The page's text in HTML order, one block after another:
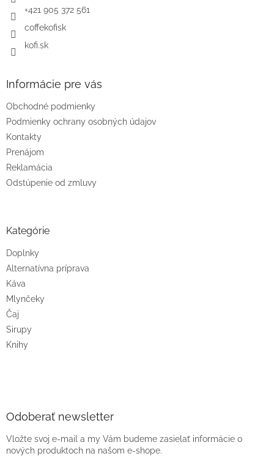
+421 905 372 561
coffekofisk
kofi.sk
Informácie pre vás
Obchodné podmienky
Podmienky ochrany osobných údajov
Kontakty
Prenájom
Reklamácia
Odstúpenie od zmluvy
Kategórie
Doplnky
Alternatívna príprava
Káva
Mlynčeky
Čaj
Sirupy
Knihy
Odoberať newsletter
Vložte svoj e-mail a my Vám budeme zasielať informácie o
nových produktoch na našom e-shope.